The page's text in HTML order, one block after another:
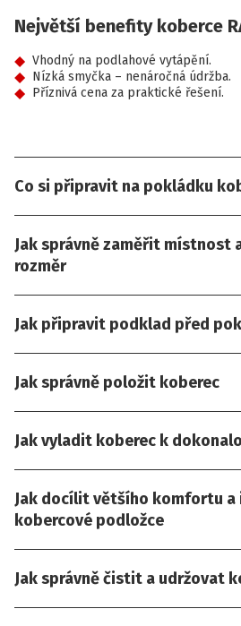
Největší benefity koberce
Vhodný na podlahové vytápění.
Nízká smyčka – nenáročná údržba.
Příznivá cena za praktické řešení.
Co si připravit na pokládku
Jak správně zaměřit místnost
rozměr
Jak připravit podklad před
Jak správně položit koberec
Jak vyladit koberec k
Jak docílit většího komfortu a
kobercové podložce
Jak správně čistit a udržovat